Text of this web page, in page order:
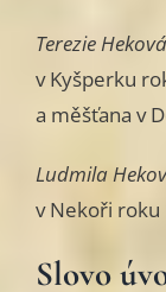
Terezie
v Kyšperku
a měšťana v
Ludmila
v Nekoři roku
Slovo